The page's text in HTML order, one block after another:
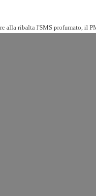
ribalta l'SMS profumato, il